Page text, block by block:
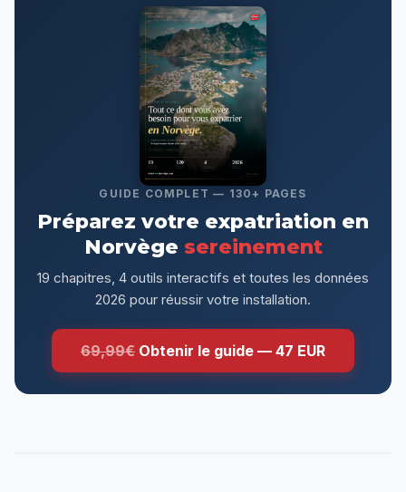
GUIDE COMPLET — 130+ PAGES
Préparez votre expatriation en
Norvège sereinement
19 chapitres, 4 outils interactifs et toutes les données
2026 pour réussir votre installation.
69,99€ Obtenir le guide — 47 EUR